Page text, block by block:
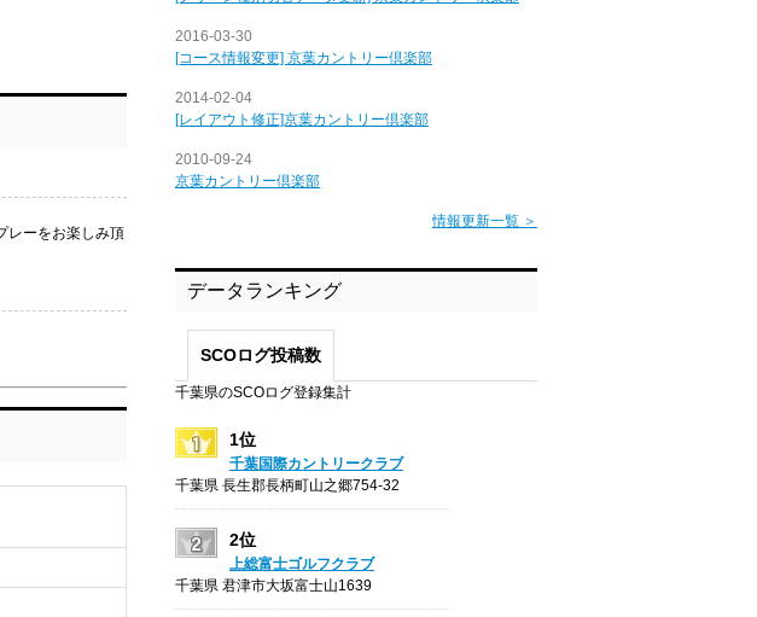
レーをお楽しみ頂
2016-03-30
[コース情報変更] 京葉カントリー倶楽部
2014-02-04
[レイアウト修正]京葉カントリー倶楽部
2010-09-24
京葉カントリー倶楽部
情報更新一覧 ＞
データランキング
SCOログ投稿数
千葉県のSCOログ登録集計
1位
千葉国際カントリークラブ
千葉県 長生郡長柄町山之郷754-32
2位
上総富士ゴルフクラブ
千葉県 君津市大坂富士山1639